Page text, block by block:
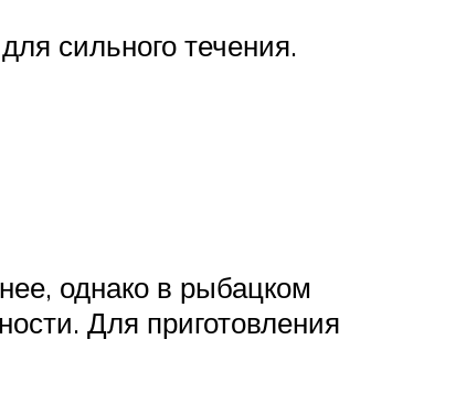
сильного течения.
однако в рыбацком
Для приготовления